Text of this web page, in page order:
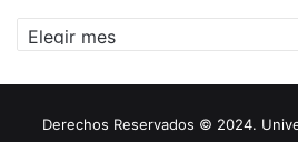
Archivos
Derechos Reservados © 2024.